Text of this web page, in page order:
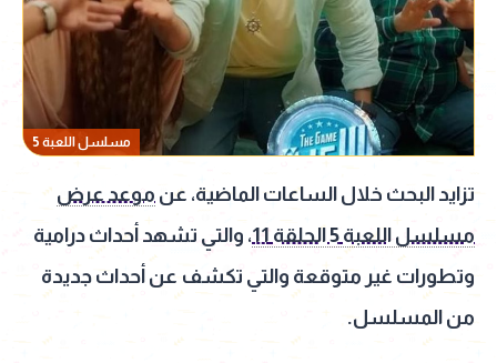
مسلسل اللعبة 5
تزايد البحث خلال الساعات الماضية، عن موعد عرض
مسلسل اللعبة 5 الحلقة 11
، والتي تشهد أحداث درامية
وتطورات غير متوقعة والتي تكشف عن أحداث جديدة
من المسلسل.